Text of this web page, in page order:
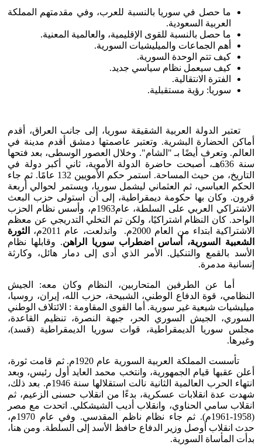
ما حصل في سوريا بالنسبة للعرب، وفي مقدمتهم المملكة
العربية السعودية.
ما حصل بالنسبة للقوى الإقليمية، والعالمية المعنية.
أهم الجماعات والميليشيات السورية.
كيف تتم الوحدة السورية.
كيف سيعمل نظام سياسي جديد.
الفترة الانتقالية.
سوريا: رؤية مستقبلية.
تعتبر الدولة العربية الشقيقة سوريا، إلى جانب العراق، أقدم
أماكن الحضارة البشرية. وتعتبر عاصمتها دمشق أقدم مدينة في
العالم. وتعرف أيضًا بـ "الشام". وخلال العصور الوسطى، بعد فتحها
سنة 636هـ، أصبحت حاضرة الدولة الأموية، ثاني أكبر دولة في
التاريخ، من حيث المساحة. استمر حكم الأمويين 132 عامًا. ثم جاء
الحكم العباسي، ثم العثماني ليشمل سوريا، ويستمر لحوالي أربعة
قرون. وكان بها حكومة ديمقراطية، إلى أن استولى حزب البعث
الاشتراكي العربي على السلطة، عام1963م، وأسس نظام الحزب
الواحد. كان النظام اشتراكيًا، ولكن تم التخلي التدريجي عن معظم
الاشتراكية ابتداء من العام 2000م. واندلعت، عام 2011م،
الثورة
الشعبية السورية، أساس اضطراب سوريا الراهن. وقابلها نظام
الأسد بالقمع والتنكيل. الأمر الذي أدى إلى دمار هائل، وكارثة
إنسانية مدمرة.
أما عن الطرفين المتحاربين، النظام وكان معه: الجيش
النظامي، قوة الدفاع الوطني، الشبيحة، حزب الله، إيران، روسيا،
ميليشيات شيعية غير سورية. أما القوى المقاومة : الائتلاف الوطني
السوري، الجيش السوري الحر، جبهة النصرة، تنظيم القاعدة،
مجلس سوريا الديمقراطية، قوات سوريا الديمقراطية (قسد)،
وغيرها.
تأسست المملكة العربية السورية عام 1920م. ثم قامت ثورة،
أعلن عقبها قيام الجمهورية، وانتخب محمد العايد أول رئيس، وبعد
انتهاء الحرب العالمية الثانية نالت استقلالها سنة 1946م. بعد ذلك،
شهدت عدة انقلابات عسكرية، بدءًا من انقلاب حسنى الزعيم، ثم
انقلاب سامي الحناوي، وانقلاب أديب الشيشكلي. اتحدت مع مصر
(1958-1961م). ثم جاء نظام ناظم المقدسي. وفي عام 1970م،
حدث انقلاب أوصل وزير الدفاع حافظ الأسد إلى السلطة. ومن هنا،
بدأت المأساة السورية.